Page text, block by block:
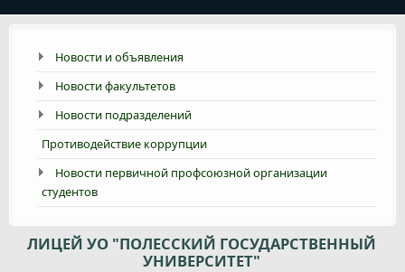
Новости и объявления
Новости факультетов
Новости подразделений
Противодействие коррупции
Новости первичной профсоюзной организации
студентов
ЛИЦЕЙ УО "ПОЛЕССКИЙ ГОСУДАРСТВЕННЫЙ
УНИВЕРСИТЕТ"